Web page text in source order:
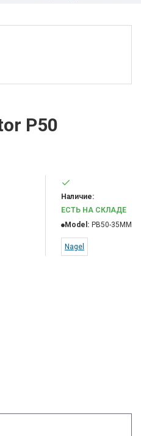
P50
Наличие:
ЕСТЬ НА СКЛАДЕ
Model: PB50-35MM
Nagel